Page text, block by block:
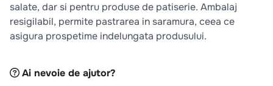
salate, dar si pentru produse de patiserie. Ambalaj
resigilabil, permite pastrarea in saramura, ceea ce
asigura prospetime indelungata produsului.
Ai nevoie de ajutor?